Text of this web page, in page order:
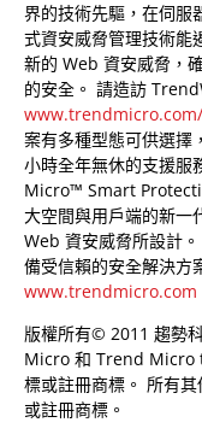
界的技術先驅，在伺服
式資安威脅管理技術能
新的 Web 資安威脅，
的安全。 請造訪
案有多種型態可供選擇
小時全年無休的支援服
Micro™ Smart
大空間與用戶端的新一
Web 資安威脅所設計
備受信賴的安全解決方
www.trendmicro.com
版權所有© 2011 趨勢
Micro 和 Trend Micro
標或註冊商標。 所有
或註冊商標。